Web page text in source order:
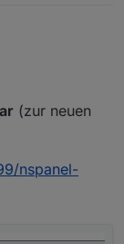
mal
Update
(zur neuen
nspanel-